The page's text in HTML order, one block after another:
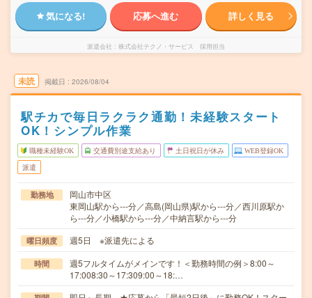
気になる! 応募へ進む 詳しく見る
派遣会社 株式会社テクノ・サービス 採用担当
未読 掲載日 2026/08/04
駅チカで毎日ラクラク通勤！未経験スタート
OK！シンプル作業
職種未経験OK 交通費別途支給あり 土日祝日が休み WEB登録OK
派遣
勤務地
岡山市中区
東岡山駅から---分／高島(岡山県)駅から---分／西川原駅か
ら---分／小橋駅から---分／中納言駅から---分
曜日頻度 週5日 ※派遣先による
時間
週5フルタイムがメインです！＜勤務時間の例＞8:00～
17:008:30～17:309:00～18:…